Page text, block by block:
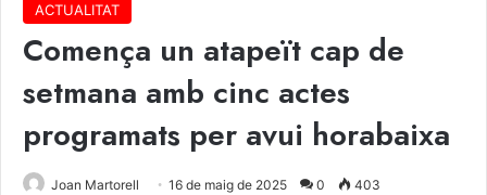
ACTUALITAT
Comença un atapeït cap de
setmana amb cinc actes
programats per avui horabaixa
Joan Martorell 16 de maig de 2025 0 403